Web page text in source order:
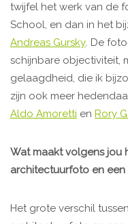
twijfel het werk van de
School, en dan in het
Andreas Gursky. De
schijnbare objectiviteit,
gelaagdheid, die ik
zijn ook meer
Aldo Amoretti en Rory
Wat maakt volgens jou
architectuurfoto en
Het grote verschil